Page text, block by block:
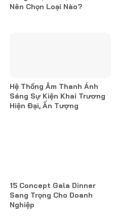
Nên Chọn Loại Nào?
Hệ Thống Âm Thanh Ánh
Sáng Sự Kiện Khai Trương
Hiện Đại, Ấn Tượng
15 Concept Gala Dinner
Sang Trọng Cho Doanh
Nghiệp